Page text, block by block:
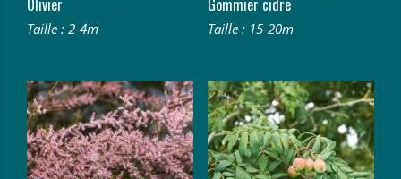
Olivier
Taille : 2-4m
Gommier cidre
Taille : 15-20m